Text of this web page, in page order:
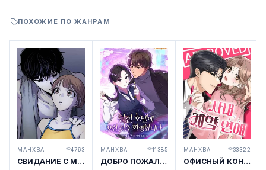
ПОХОЖИЕ ПО ЖАНРАМ
МАНХВА 4763
СВИДАНИЕ С МРАЧНЫМ ЗАДРОТОМ
МАНХВА 11385
ДОБРО ПОЖАЛОВАТЬ В ОТЕЛЬ-ПОДЗЕМЕЛЬЕ
МАНХВА 33322
ОФИСНЫЙ КОНТРАКТНЫЙ РОМАН